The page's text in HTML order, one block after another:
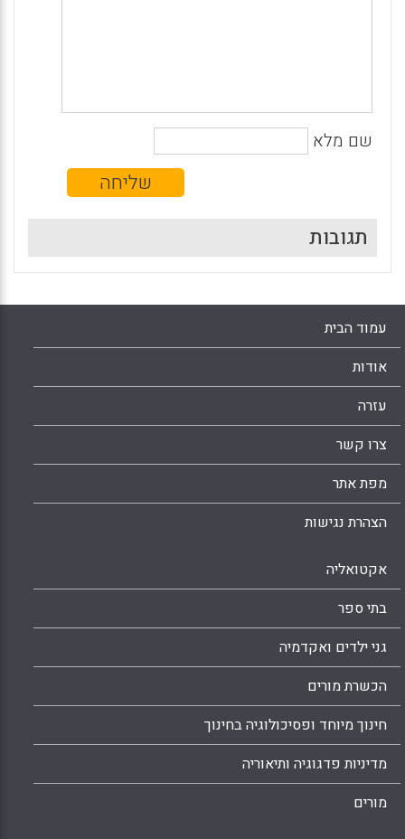
שם מלא
תגובות
עמוד הבית
אודות
עזרה
צרו קשר
מפת אתר
הצהרת נגישות
אקטואליה
בתי ספר
גני ילדים ואקדמיה
הכשרת מורים
חינוך מיוחד ופסיכולוגיה בחינוך
מדיניות פדגוגיה ותיאוריה
מורים